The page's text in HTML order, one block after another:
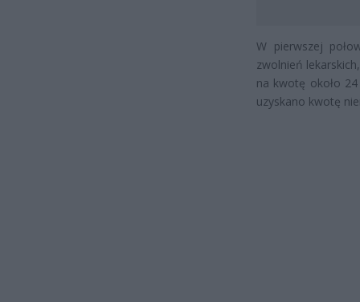
W pierwszej
zwolnień
na kwotę około
uzyskano kwotę